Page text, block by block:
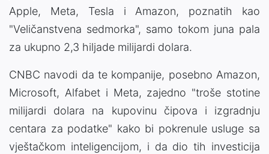
Apple, Meta, Tesla i Amazon, poznatih kao
"Veličanstvena sedmorka", samo tokom juna pala
za ukupno 2,3 hiljade milijardi dolara.
CNBC navodi da te kompanije, posebno Amazon,
Microsoft, Alfabet i Meta, zajedno "troše stotine
milijardi dolara na kupovinu čipova i izgradnju
centara za podatke" kako bi pokrenule usluge sa
vještačkom inteligencijom, i da dio tih investicija